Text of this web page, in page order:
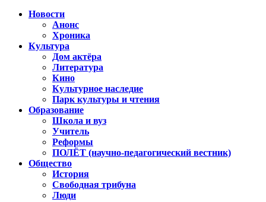
Новости
Анонс
Хроника
Культура
Дом актёра
Литература
Кино
Культурное наследие
Парк культуры и чтения
Образование
Школа и вуз
Учитель
Реформы
ПОЛЁТ (научно-педагогический вестник)
Общество
История
Свободная трибуна
Люди